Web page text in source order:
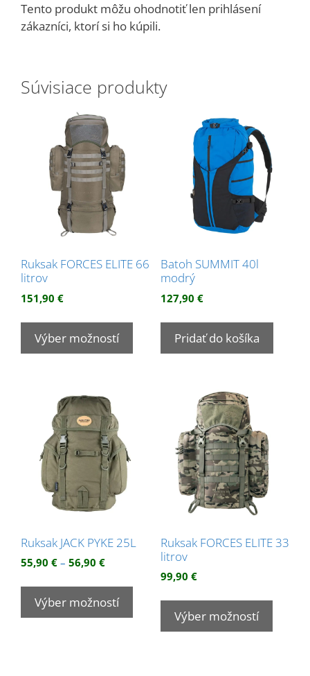
Tento produkt môžu ohodnotiť len prihlásení
zákazníci, ktorí si ho kúpili.
Súvisiace produkty
Ruksak FORCES ELITE 66
litrov
151,90 €
Výber možností
Tento
má
Batoh SUMMIT 40l
modrý
127,90 €
Pridať do košíka
Ruksak JACK PYKE 25L
55,90 € – 56,90 €Price
55,90 €
through
56,90 €
Výber možností
Tento
produkt
má
viacero
Ruksak FORCES ELITE 33
litrov
99,90 €
Výber možností
Tento
má